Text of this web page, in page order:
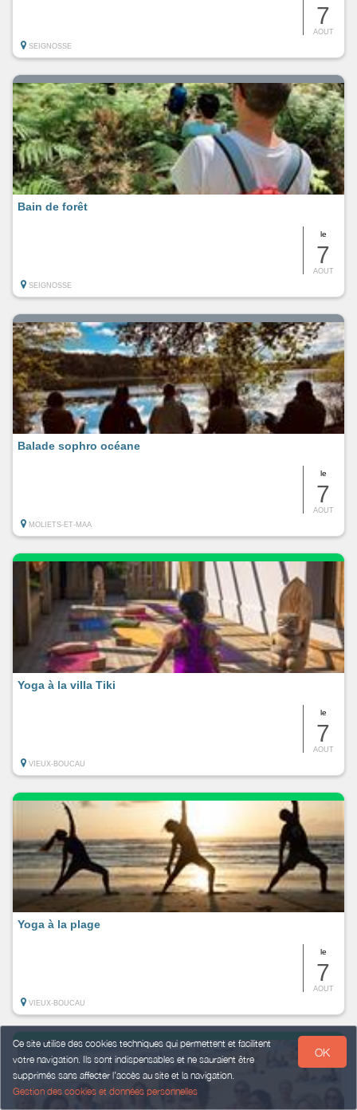
Ce site utilise des cookies techniques qui permettent et facilitent
votre navigation. Ils sont indispensables et ne sauraient être
supprimés sans affecter l’accès au site et la navigation.
Gestion des cookies et données personnelles
OK
7
AOUT
SEIGNOSSE
le
7
AOUT
Bain de forêt
SEIGNOSSE
le
7
AOUT
Balade sophro océane
MOLIETS-ET-MAA
le
7
AOUT
Yoga à la villa Tiki
VIEUX-BOUCAU
le
7
AOUT
Yoga à la plage
VIEUX-BOUCAU